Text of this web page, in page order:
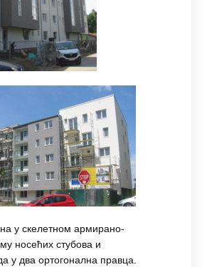
у скелетном армирано-
носећих стубова и
у два ортогонална правца.